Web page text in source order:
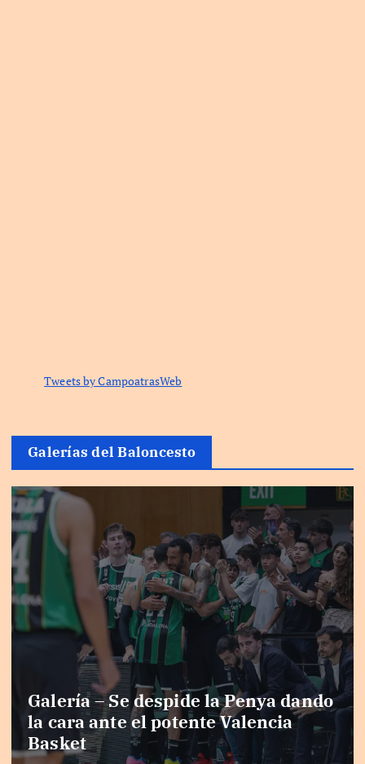
Tweets by CampoatrasWeb
Galerías del Baloncesto
Galería – Se despide la Penya dando
la cara ante el potente Valencia
Basket